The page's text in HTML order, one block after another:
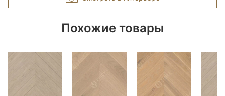
Похожие товары